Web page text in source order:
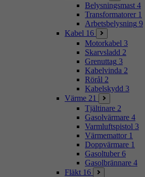
Belysningsmast 4
Transformatorer 1
Arbetsbelysning 9
Kabel 16
Motorkabel 3
Skarvsladd 2
Grenuttag 3
Kabelvinda 2
Rörål 2
Kabelskydd 3
Värme 21
Tjältinare 2
Gasolvärmare 4
Varmluftspistol 3
Värmemattor 1
Doppvärmare 1
Gasoltuber 6
Gasolbrännare 4
Fläkt 16